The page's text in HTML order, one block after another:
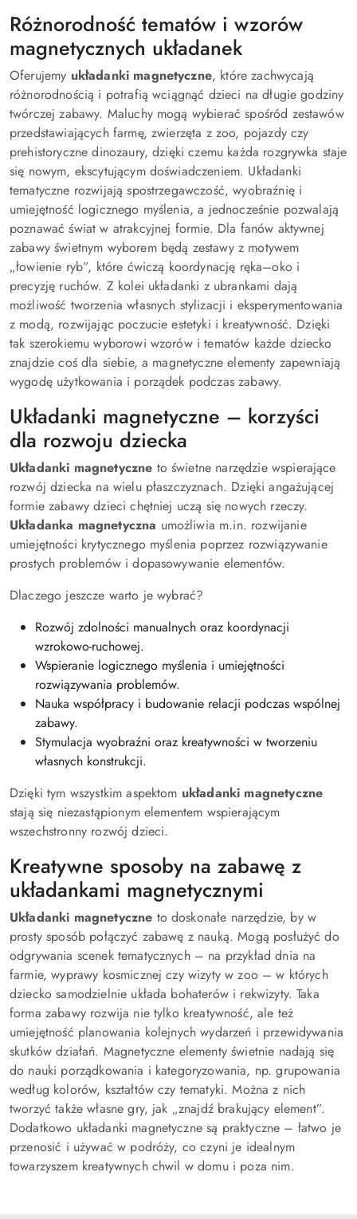
Różnorodność tematów i wzorów
magnetycznych układanek
Oferujemy układanki magnetyczne, które zachwycają
różnorodnością i potrafią wciągnąć dzieci na długie godziny
twórczej zabawy. Maluchy mogą wybierać spośród zestawów
przedstawiających farmę, zwierzęta z zoo, pojazdy czy
prehistoryczne dinozaury, dzięki czemu każda rozgrywka staje
się nowym, ekscytującym doświadczeniem. Układanki
tematyczne rozwijają spostrzegawczość, wyobraźnię i
umiejętność logicznego myślenia, a jednocześnie pozwalają
poznawać świat w atrakcyjnej formie. Dla fanów aktywnej
zabawy świetnym wyborem będą zestawy z motywem
„łowienie ryb”, które ćwiczą koordynację ręka–oko i
precyzję ruchów. Z kolei układanki z ubrankami dają
możliwość tworzenia własnych stylizacji i eksperymentowania
z modą, rozwijając poczucie estetyki i kreatywność. Dzięki
tak szerokiemu wyborowi wzorów i tematów każde dziecko
znajdzie coś dla siebie, a magnetyczne elementy zapewniają
wygodę użytkowania i porządek podczas zabawy.
Układanki magnetyczne – korzyści
dla rozwoju dziecka
Układanki magnetyczne to świetne narzędzie wspierające
rozwój dziecka na wielu płaszczyznach. Dzięki angażującej
formie zabawy dzieci chętniej uczą się nowych rzeczy.
Układanka magnetyczna umożliwia m.in. rozwijanie
umiejętności krytycznego myślenia poprzez rozwiązywanie
prostych problemów i dopasowywanie elementów.
Dlaczego jeszcze warto je wybrać?
Rozwój zdolności manualnych oraz koordynacji
wzrokowo-ruchowej.
Wspieranie logicznego myślenia i umiejętności
rozwiązywania problemów.
Nauka współpracy i budowanie relacji podczas wspólnej
zabawy.
Stymulacja wyobraźni oraz kreatywności w tworzeniu
własnych konstrukcji.
Dzięki tym wszystkim aspektom układanki magnetyczne
stają się niezastąpionym elementem wspierającym
wszechstronny rozwój dzieci.
Kreatywne sposoby na zabawę z
układankami magnetycznymi
Układanki magnetyczne to doskonałe narzędzie, by w
prosty sposób połączyć zabawę z nauką. Mogą posłużyć do
odgrywania scenek tematycznych – na przykład dnia na
farmie, wyprawy kosmicznej czy wizyty w zoo – w których
dziecko samodzielnie układa bohaterów i rekwizyty. Taka
forma zabawy rozwija nie tylko kreatywność, ale też
umiejętność planowania kolejnych wydarzeń i przewidywania
skutków działań. Magnetyczne elementy świetnie nadają się
do nauki porządkowania i kategoryzowania, np. grupowania
według kolorów, kształtów czy tematyki. Można z nich
tworzyć także własne gry, jak „znajdź brakujący element”.
Dodatkowo układanki magnetyczne są praktyczne – łatwo je
przenosić i używać w podróży, co czyni je idealnym
towarzyszem kreatywnych chwil w domu i poza nim.